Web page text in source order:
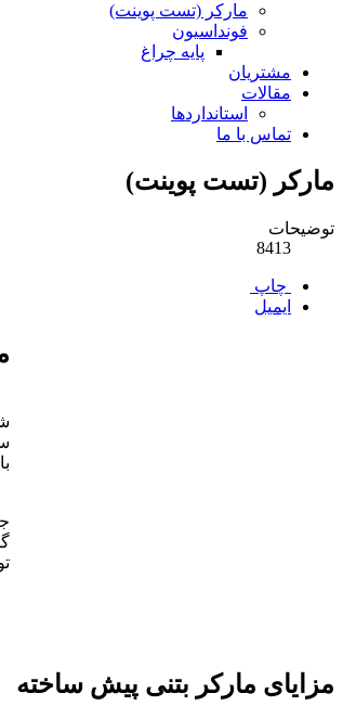
مارکر (تست پوینت)
فونداسیون
پایه چراغ
مشتریان
مقالات
استانداردها
تماس با ما
مارکر (تست پوینت)
توضیحات
8413
چاپ
ایمیل
مزایای مارکر بتنی پیش ساخته